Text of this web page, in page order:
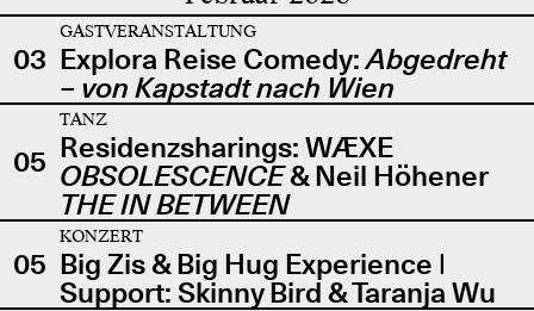
03
GASTVERANSTALTUNG
Explora Reise Comedy:Abgedreht
– von Kapstadt nach Wien
05
TANZ
Residenzsharings: WÆXE
OBSOLESCENCE& Neil Höhener
THE IN BETWEEN
05
KONZERT
Big Zis & Big Hug Experience |
Support: Skinny Bird & Taranja Wu